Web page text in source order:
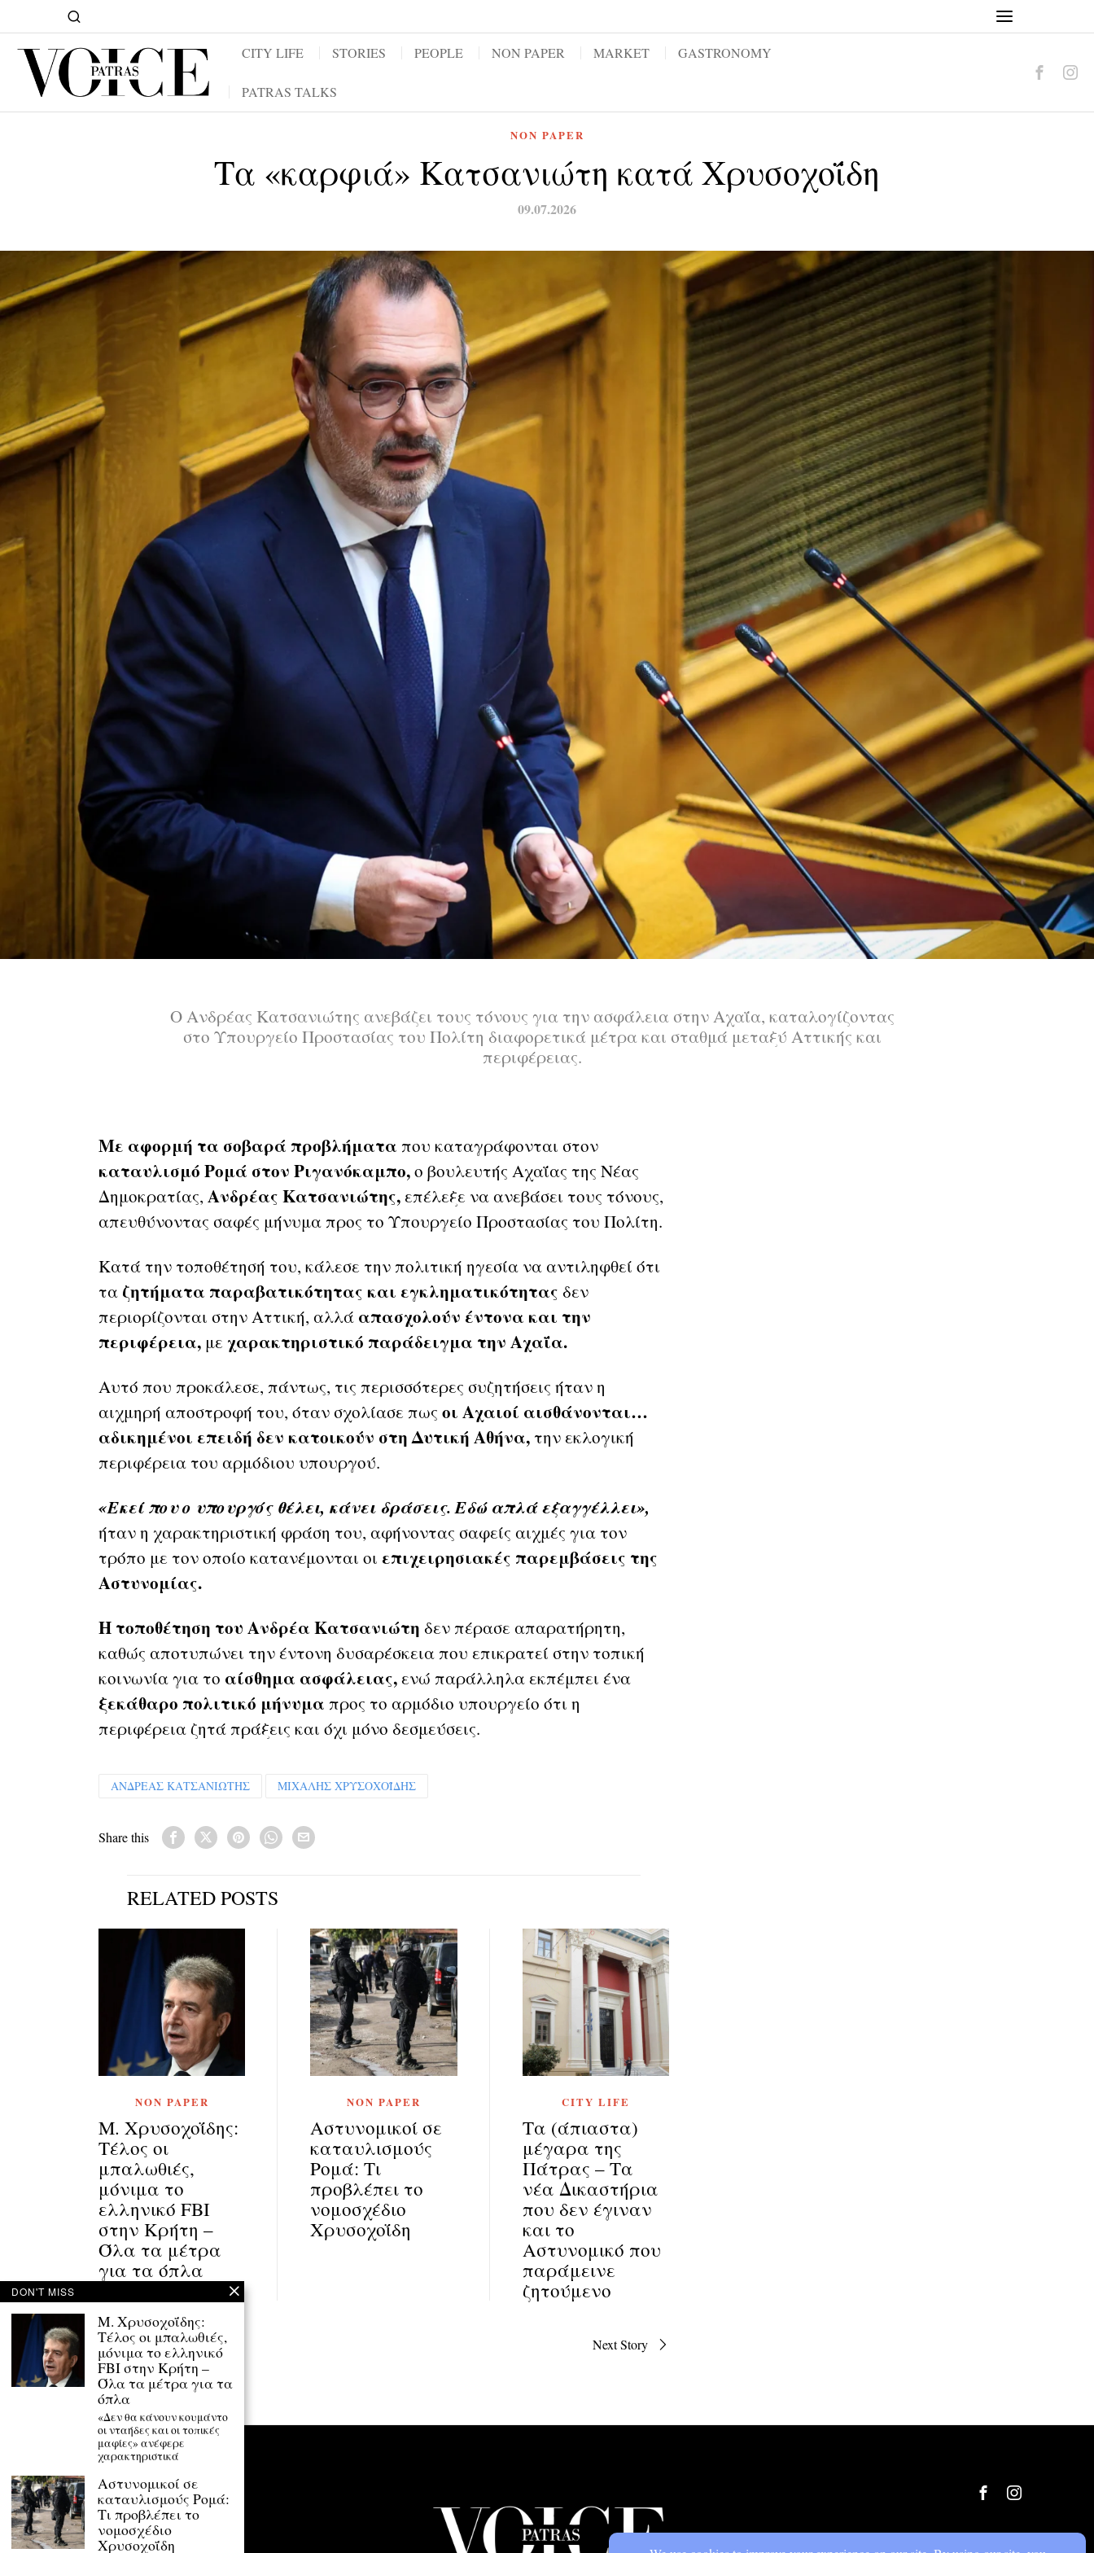
CITY LIFE STORIES PEOPLE NON PAPER MARKET GASTRONOMY
PATRAS TALKS
NON PAPER
Τα «καρφιά» Κατσανιώτη κατά Χρυσοχοΐδη
09.07.2026
Ο Ανδρέας Κατσανιώτης ανεβάζει τους τόνους για την ασφάλεια στην Αχαΐα, καταλογίζοντας
στο Υπουργείο Προστασίας του Πολίτη διαφορετικά μέτρα και σταθμά μεταξύ Αττικής και
περιφέρειας.
Με αφορμή τα σοβαρά προβλήματα που καταγράφονται στον
καταυλισμό Ρομά στον Ριγανόκαμπο,ο βουλευτής Αχαΐας της Νέας
Δημοκρατίας, Ανδρέας Κατσανιώτης,επέλεξε να ανεβάσει τους τόνους,
απευθύνοντας σαφές μήνυμα προς το Υπουργείο Προστασίας του Πολίτη.
Κατά την τοποθέτησή του, κάλεσε την πολιτική ηγεσία να αντιληφθεί ότι
τα ζητήματα παραβατικότητας και εγκληματικότητας δεν
περιορίζονται στην Αττική, αλλάαπασχολούν έντονα και την
περιφέρεια, με χαρακτηριστικό παράδειγμα την Αχαΐα.
Αυτό που προκάλεσε, πάντως, τις περισσότερες συζητήσεις ήταν η
αιχμηρή αποστροφή του, όταν σχολίασε πως οι Αχαιοί αισθάνονται…
αδικημένοι επειδή δεν κατοικούν στη Δυτική Αθήνα,την εκλογική
περιφέρεια του αρμόδιου υπουργού.
«Εκεί που ο υπουργός θέλει, κάνει δράσεις. Εδώ απλά εξαγγέλλει»,
ήταν η χαρακτηριστική φράση του, αφήνοντας σαφείς αιχμές για τον
τρόπο με τον οποίο κατανέμονται οι επιχειρησιακές παρεμβάσεις της
Αστυνομίας.
Η τοποθέτηση του Ανδρέα Κατσανιώτη δεν πέρασε απαρατήρητη,
καθώς αποτυπώνει την έντονη δυσαρέσκεια που επικρατεί στην τοπική
κοινωνία για το αίσθημα ασφάλειας,ενώ παράλληλα εκπέμπει ένα
ξεκάθαρο πολιτικό μήνυμα προς το αρμόδιο υπουργείο ότι η
περιφέρεια ζητά πράξεις και όχι μόνο δεσμεύσεις.
ΑΝΔΡΕΑΣ ΚΑΤΣΑΝΙΩΤΗΣ ΜΙΧΑΛΗΣ ΧΡΥΣΟΧΟΪΔΗΣ
Share this
RELATED POSTS
NON PAPER
Μ. Χρυσοχοΐδης:
Τέλος οι
μπαλωθιές,
μόνιμα το
ελληνικό FBI
στην Κρήτη –
Όλα τα μέτρα
για τα όπλα
NON PAPER
Αστυνομικοί σε
καταυλισμούς
Ρομά: Τι
προβλέπει το
νομοσχέδιο
Χρυσοχοΐδη
CITY LIFE
Τα (άπιαστα)
μέγαρα της
Πάτρας – Τα
νέα Δικαστήρια
που δεν έγιναν
και το
Αστυνομικό που
παράμεινε
ζητούμενο
Πλοήγηση
άρθρων
Previous Story Next Story
DON'T MISS
Μ. Χρυσοχοΐδης:
Τέλος οι μπαλωθιές,
μόνιμα το ελληνικό
FBI στην Κρήτη –
Όλα τα μέτρα για τα
όπλα
«Δεν θα κάνουν κουμάντο
οι νταήδες και οι τοπικές
μαφίες» ανέφερε
χαρακτηριστικά
Αστυνομικοί σε
καταυλισμούς Ρομά:
Τι προβλέπει το
νομοσχέδιο
Χρυσοχοΐδη